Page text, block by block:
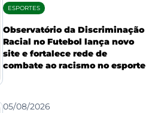
ESPORTES
Observatório da Discriminação
Racial no Futebol lança novo
site e fortalece rede de
combate ao racismo no esporte
05/08/2026